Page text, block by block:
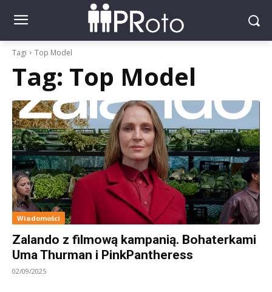
Tagi Top Model
Tag: Top Model
Wiadomości
Zalando z filmową kampanią. Bohaterkami
Uma Thurman i PinkPantheress
02/09/2025